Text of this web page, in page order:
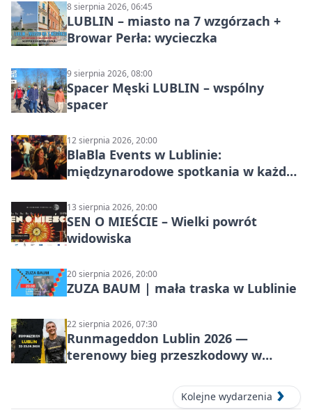
8 sierpnia 2026, 06:45
LUBLIN – miasto na 7 wzgórzach +
Browar Perła: wycieczka
9 sierpnia 2026, 08:00
Spacer Męski LUBLIN – wspólny
spacer
12 sierpnia 2026, 20:00
BlaBla Events w Lublinie:
międzynarodowe spotkania w każdą
13 sierpnia 2026, 20:00
SEN O MIEŚCIE – Wielki powrót
widowiska
20 sierpnia 2026, 20:00
ZUZA BAUM | mała traska w Lublinie
22 sierpnia 2026, 07:30
Runmageddon Lublin 2026 —
terenowy bieg przeszkodowy w
Kolejne wydarzenia